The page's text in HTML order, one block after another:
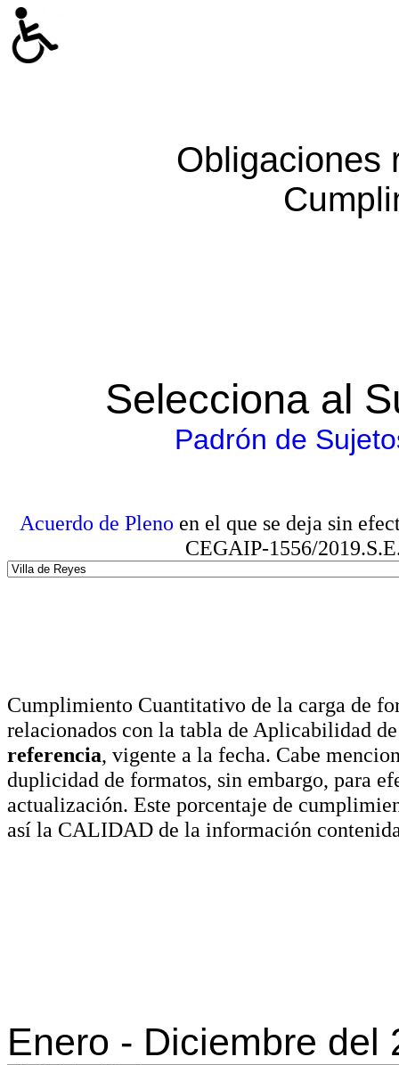
Obligaciones
Selecciona al
Padrón de
Acuerdo de Pleno en el que se deja sin
CEGAIP-1556/
Cumplimiento Cuantitativo de la carga de
relacionados con la tabla de Aplicabilidad
referencia, vigente a la fecha. Cabe
duplicidad de formatos, sin embargo, para
actualización. Este porcentaje de
así la CALIDAD de la información
Enero - Diciembre del